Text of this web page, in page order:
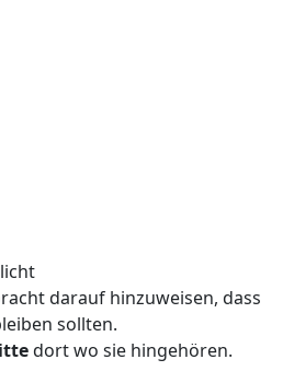
darauf hinzuweisen, dass
sollten.
dort wo sie hingehören.